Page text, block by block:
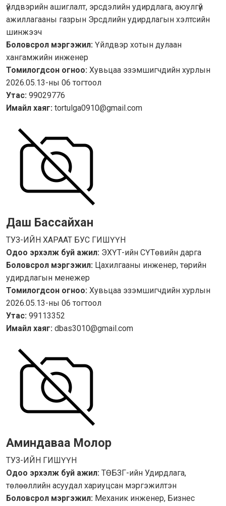
үйлдвэрийн ашиглалт, эрсдэлийн удирдлага, аюулгүй
ажиллагааны газрын Эрсдлийн удирдлагын хэлтсийн
шинжээч
Боловсрол мэргэжил: Үйлдвэр хотын дулаан
хангамжийн инженер
Томилогдсон огноо: Хувьцаа эзэмшигчдийн хурлын
2026.05.13-ны 06 тогтоол
Утас: 99029776
Имайл хаяг: tortulga0910@gmail.com
Даш Бассайхан
ТУЗ-ИЙН ХАРААТ БУС ГИШҮҮН
Одоо эрхэлж буй ажил: ЭХҮТ-ийн СҮТөвийн дарга
Боловсрол мэргэжил: Цахилгааны инженер, төрийн
удирдлагын менежер
Томилогдсон огноо: Хувьцаа эзэмшигчдийн хурлын
2026.05.13-ны 06 тогтоол
Утас: 99113352
Имайл хаяг: dbas3010@gmail.com
Аминдаваа Молор
ТУЗ-ИЙН ГИШҮҮН
Одоо эрхэлж буй ажил: ТӨБЗГ-ийн Удирдлага,
төлөөллийн асуудал хариуцсан мэргэжилтэн
Боловсрол мэргэжил: Механик инженер, Бизнес